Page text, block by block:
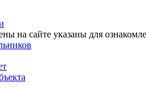
на сайте указаны для